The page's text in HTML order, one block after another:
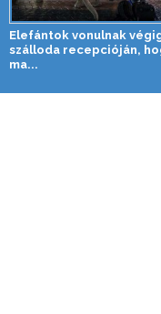
Elefántok vonulnak
szálloda recepcióján,
ma...